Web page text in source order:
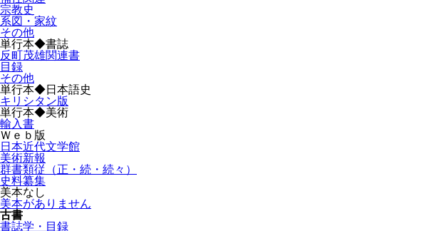
宗教史
系図・家紋
その他
単行本◆書誌
反町茂雄関連書
目録
その他
単行本◆日本語史
キリシタン版
単行本◆美術
輸入書
Ｗｅｂ版
日本近代文学館
美術新報
群書類従（正・続・続々）
史料纂集
美本なし
美本がありません
古書
書誌学・目録